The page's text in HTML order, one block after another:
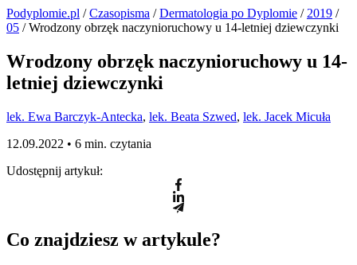
Podyplomie.pl /Czasopisma /Dermatologia po Dyplomie / 2019 /
05 / Wrodzony obrzęk naczynioruchowy u 14-letniej dziewczynki
Wrodzony obrzęk naczynioruchowy u 14-
letniej dziewczynki
lek. Ewa Barczyk-Antecka, lek. Beata Szwed, lek. Jacek Micuła
12.09.2022 • 6 min. czytania
Udostępnij artykuł:
Co znajdziesz w artykule?